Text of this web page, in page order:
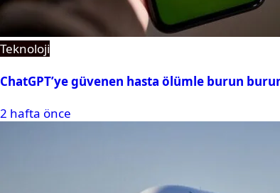
Teknoloji
ChatGPT’ye güvenen hasta ölümle burun
2 hafta önce